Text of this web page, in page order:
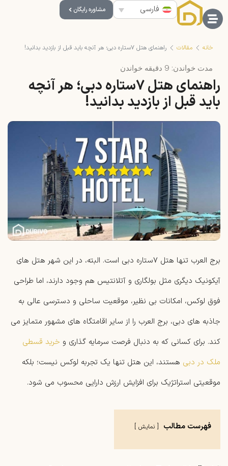
فارسی مشاوره رایگان
مدت خواندن: 9 دقیقه خواندن
خانه مقالات راهنمای هتل ۷ستاره دبی؛ هر آنچه باید قبل از بازدید بدانید!
راهنمای هتل ۷ستاره دبی؛ هر آنچه
باید قبل از بازدید بدانید!
برج ‌العرب تنها هتل ۷ستاره دبی است. البته، در این شهر هتل‌ های
آیکونیک دیگری مثل بولگاری و آتلانتیس هم وجود دارند، اما طراحی
فوق لوکس، امکانات بی نظیر، موقعیت ساحلی و دسترسی عالی به
جاذبه‌ های دبی، برج ‌العرب را از سایر اقامتگاه ‌های مشهور متمایز می‌
کند. برای کسانی که به دنبال فرصت سرمایه‌ گذاری و خرید قسطی
ملک در دبی هستند، این هتل تنها یک تجربه لوکس نیست؛ بلکه
موقعیتی استراتژیک برای افزایش ارزش دارایی محسوب می ‌شود.
فهرست مطالب نمایش